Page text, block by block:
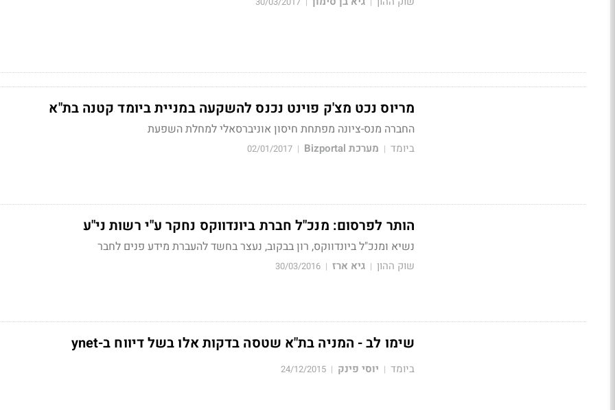
מריוס נכט מצ'ק פוינט נכנס להשקעה במניית ביומד קטנה בת"א
החברה מנס-ציונה מפתחת חיסון אוניברסאלי למחלת השפעת
ביומד | מערכת Bizportal |
02/01/2017
הותר לפרסום: מנכ"ל חברת ביונדווקס נחקר ע"י רשות ני"ע
נשיא ומנכ"ל ביונדווקס, רון בבקוב, נעצר בחשד להעברת מידע פנים לחבר
שוק ההון | גיא ארז |
30/03/2016
שימו לב - המניה בת"א שטסה בדקות אלו בשל דיווח ב-ynet
ביומד | יוסי פינק |
24/12/2015